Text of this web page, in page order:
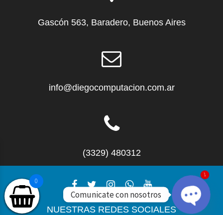
Gascón 563, Baradero, Buenos Aires
info@diegocomputacion.com.ar
(3329) 480312
NUESTRAS REDES SOCIALES
0
Comunicate con nosotros
1